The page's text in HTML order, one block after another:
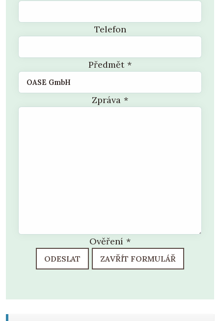
Telefon
Předmět*
Zpráva *
Ověření *
ODESLAT ZAVŘÍT FORMULÁŘ